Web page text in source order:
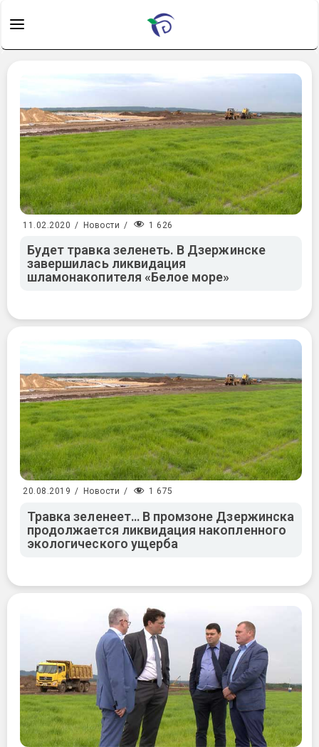
11.02.2020 / Новости / 1 626
Будет травка зеленеть. В Дзержинске
завершилась ликвидация
шламонакопителя «Белое море»
20.08.2019 / Новости / 1 675
Травка зеленеет… В промзоне Дзержинска
продолжается ликвидация накопленного
экологического ущерба